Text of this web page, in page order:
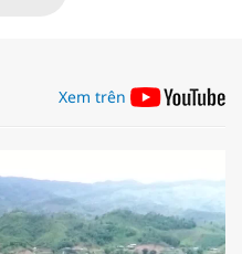
Xem trên